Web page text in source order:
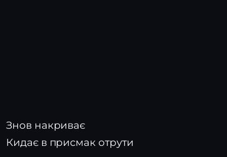
Знов накриває
Кидає в присмак отрути